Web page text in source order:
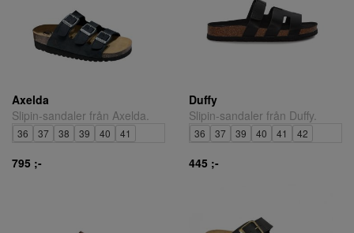
Axelda
Slipin-sandaler från Axelda.
36 37 38 39 40 41
795 ;-
Duffy
Slipin-sandaler från Duffy.
36 37 39 40 41 42
445 ;-